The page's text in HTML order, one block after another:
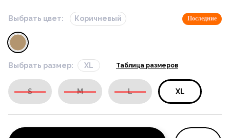
Выбрать цвет: Коричневый Последние
Выбрать размер: XL Таблица размеров
S M L XL